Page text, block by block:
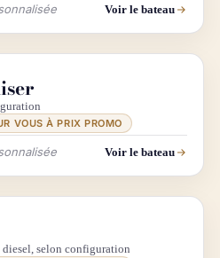
Voir le bateau
VOUS À PRIX PROMO
Voir le bateau
selon configuration